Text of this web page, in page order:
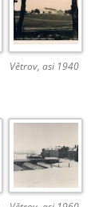
Větrov, asi 1940